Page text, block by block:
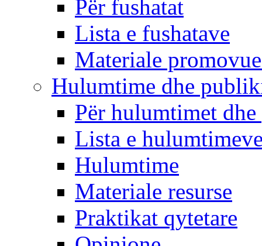
Për fushatat
Lista e fushatave
Materiale
Hulumtime dhe
Për hulumtimet
Lista e
Hulumtime
Materiale resurse
Praktikat qytetare